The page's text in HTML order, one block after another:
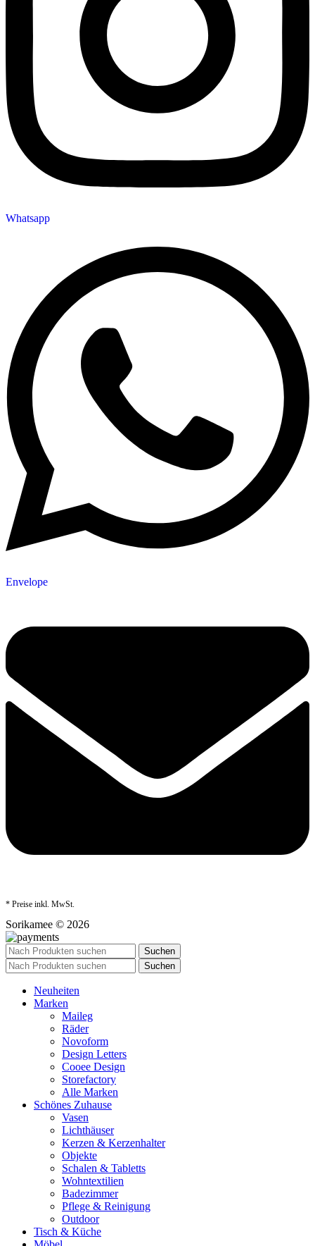
Whatsapp
Envelope
* Preise inkl. MwSt.
Sorikamee © 2026
Suchen
Suchen
Neuheiten
Marken
Maileg
Räder
Novoform
Design Letters
Cooee Design
Storefactory
Alle Marken
Schönes Zuhause
Vasen
Lichthäuser
Kerzen & Kerzenhalter
Objekte
Schalen & Tabletts
Wohntextilien
Badezimmer
Pflege & Reinigung
Outdoor
Tisch & Küche